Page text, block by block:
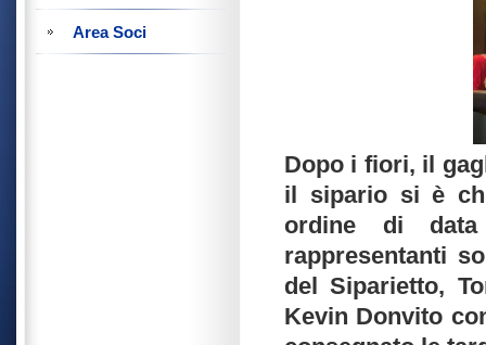
Area Soci
Dopo i fiori, il
il sipario si è
ordine di
rappresentanti
del Siparietto,
Kevin Donvito